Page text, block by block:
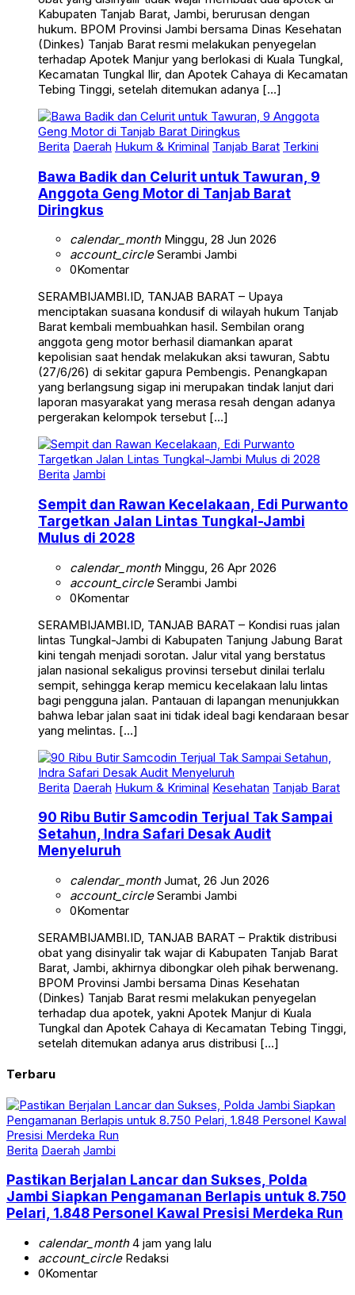
Kabupaten Tanjab Barat, Jambi, berurusan dengan
hukum. BPOM Provinsi Jambi bersama Dinas Kesehatan
(Dinkes) Tanjab Barat resmi melakukan penyegelan
terhadap Apotek Manjur yang berlokasi di Kuala Tungkal,
Kecamatan Tungkal Ilir, dan Apotek Cahaya di Kecamatan
Tebing Tinggi, setelah ditemukan adanya […]
Berita Daerah Hukum & Kriminal Tanjab Barat Terkini
Bawa Badik dan Celurit untuk Tawuran, 9
Anggota Geng Motor di Tanjab Barat
Diringkus
calendar_monthMinggu, 28 Jun 2026
account_circleSerambi Jambi
0Komentar
SERAMBIJAMBI.ID, TANJAB BARAT – Upaya
menciptakan suasana kondusif di wilayah hukum Tanjab
Barat kembali membuahkan hasil. Sembilan orang
anggota geng motor berhasil diamankan aparat
kepolisian saat hendak melakukan aksi tawuran, Sabtu
(27/6/26) di sekitar gapura Pembengis. Penangkapan
yang berlangsung sigap ini merupakan tindak lanjut dari
laporan masyarakat yang merasa resah dengan adanya
pergerakan kelompok tersebut […]
Berita Jambi
Sempit dan Rawan Kecelakaan, Edi Purwanto
Targetkan Jalan Lintas Tungkal-Jambi
Mulus di 2028
calendar_monthMinggu, 26 Apr 2026
account_circleSerambi Jambi
0Komentar
SERAMBIJAMBI.ID, TANJAB BARAT – Kondisi ruas jalan
lintas Tungkal-Jambi di Kabupaten Tanjung Jabung Barat
kini tengah menjadi sorotan. Jalur vital yang berstatus
jalan nasional sekaligus provinsi tersebut dinilai terlalu
sempit, sehingga kerap memicu kecelakaan lalu lintas
bagi pengguna jalan. Pantauan di lapangan menunjukkan
bahwa lebar jalan saat ini tidak ideal bagi kendaraan besar
yang melintas. […]
Berita Daerah Hukum & Kriminal Kesehatan Tanjab Barat
90 Ribu Butir Samcodin Terjual Tak Sampai
Setahun, Indra Safari Desak Audit
Menyeluruh
calendar_monthJumat, 26 Jun 2026
account_circleSerambi Jambi
0Komentar
SERAMBIJAMBI.ID, TANJAB BARAT – Praktik distribusi
obat yang disinyalir tak wajar di Kabupaten Tanjab Barat
Barat, Jambi, akhirnya dibongkar oleh pihak berwenang.
BPOM Provinsi Jambi bersama Dinas Kesehatan
(Dinkes) Tanjab Barat resmi melakukan penyegelan
terhadap dua apotek, yakni Apotek Manjur di Kuala
Tungkal dan Apotek Cahaya di Kecamatan Tebing Tinggi,
setelah ditemukan adanya arus distribusi […]
Terbaru
Berita Daerah Jambi
Pastikan Berjalan Lancar dan Sukses, Polda
Jambi Siapkan Pengamanan Berlapis untuk 8.750
Pelari, 1.848 Personel Kawal Presisi Merdeka Run
calendar_month4 jam yang lalu
account_circleRedaksi
0Komentar